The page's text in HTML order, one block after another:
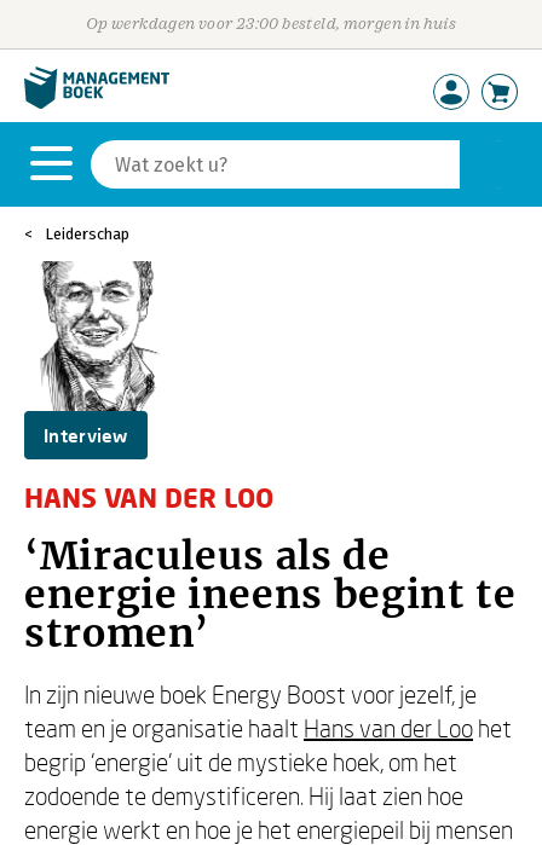
Op werkdagen voor 23:00 besteld, morgen in huis
Leiderschap
Interview
HANS VAN DER LOO
‘Miraculeus als de
energie ineens begint te
stromen’
In zijn nieuwe boek Energy Boost voor jezelf, je
team en je organisatie haalt Hans van der Loo het
begrip ‘energie’ uit de mystieke hoek, om het
zodoende te demystificeren. Hij laat zien hoe
energie werkt en hoe je het energiepeil bij mensen